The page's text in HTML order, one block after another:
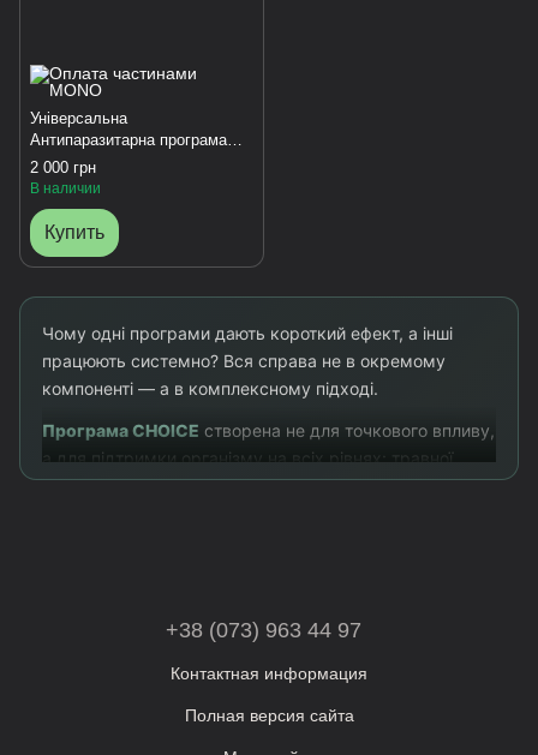
Універсальна
Антипаразитарна програма
для дітей 6-12 років
2 000 грн
В наличии
Купить
Чому одні програми дають короткий ефект, а інші
працюють системно? Вся справа не в окремому
компоненті — а в комплексному підході.
Програма CHOICE створена не для точкового впливу,
а для підтримки організму на всіх рівнях: травної
системи, мікробіому, ферментативних процесів та
пророщених зерен, які працюють у взаємодії, а не
Саме тому програма охоплює кілька важливих
+38 (073) 963 44 97
Контактная информация
Полная версия сайта